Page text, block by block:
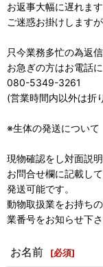
お返事大幅に遅れます
ご迷惑お掛けします
只今業務多忙の為返
お急ぎの方はお電話
080-5349-3261
(営業時間内以外は折
※生体の発送について
現物確認をし対面説
お問合せ欄に記載し
発送可能です。
動物取扱業をお持ち
業番号をお知らせ下さ
お名前 [必須]